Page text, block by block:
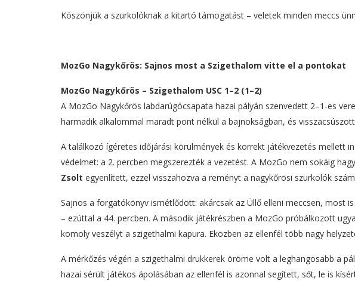
Köszönjük a szurkolóknak a kitartó támogatást – veletek minden meccs
MozGo Nagykőrös: Sajnos most a Szigethalom vitte el a pontokat
MozGo Nagykőrös – Szigethalom USC 1–2 (1–2)
A MozGo Nagykőrös labdarúgócsapata hazai pályán szenvedett 2–1-es
harmadik alkalommal maradt pont nélkül a bajnokságban, és
A találkozó ígéretes időjárási körülmények és korrekt játékvezetés mellett
védelmet: a 2. percben megszerezték a vezetést. A MozGo nem sokáig
Zsolt egyenlített, ezzel visszahozva a reményt a nagykőrösi szurkolók
Sajnos a forgatókönyv ismétlődött: akárcsak az Üllő elleni meccsen, most
– ezúttal a 44. percben. A második játékrészben a MozGo próbálkozott
komoly veszélyt a szigethalmi kapura. Eközben az ellenfél több nagy
A mérkőzés végén a szigethalmi drukkerek öröme volt a leghangosabb a
hazai sérült játékos ápolásában az ellenfél is azonnal segített, sőt, le is